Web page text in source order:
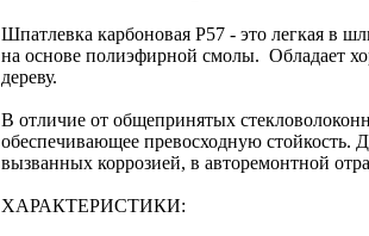
Шпатлевка карбоновая P57 - это легкая в
на основе полиэфирной смолы. Обладает
дереву.
В отличие от общепринятых
обеспечивающее превосходную стойкость.
вызванных коррозией, в авторемонтной
ХАРАКТЕРИСТИКИ: